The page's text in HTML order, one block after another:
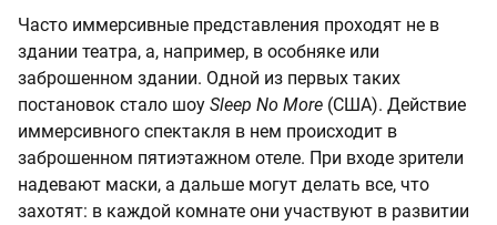
Часто иммерсивные представления проходят не в
здании театра, а, например, в особняке или
заброшенном здании. Одной из первых таких
постановок стало шоу Sleep No More (США). Действие
иммерсивного спектакля в нем происходит в
заброшенном пятиэтажном отеле. При входе зрители
надевают маски, а дальше могут делать все, что
захотят: в каждой комнате они участвуют в развитии